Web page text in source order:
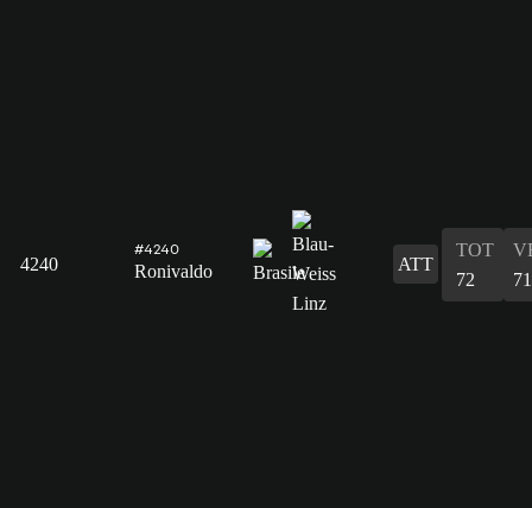
4240
#4240
Ronivaldo ATT
TOT
72
71